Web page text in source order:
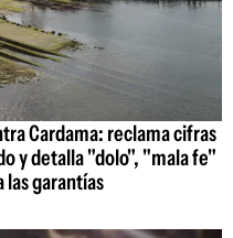
Cardama: reclama cifras
y detalla "dolo", "mala fe"
garantías